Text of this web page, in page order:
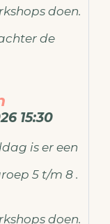
doen.
de
15:30
is er een
5 t/m 8 .
doen.